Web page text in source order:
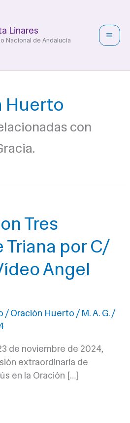
Linares
Nacional de Andalucía
Huerto
con
Tres
Triana por C/
Angel
/Oración Huerto / M. A. G./
de noviembre de 2024,
extraordinaria de
en la Oración […]